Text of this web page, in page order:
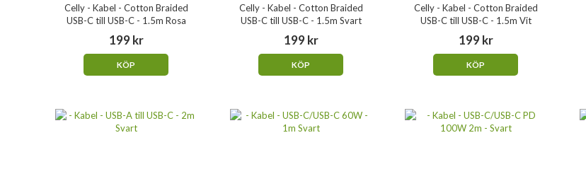
Celly - Kabel - Cotton Braided
USB-C till USB-C - 1.5m Rosa
199 kr
KÖP
Celly - Kabel - Cotton Braided
USB-C till USB-C - 1.5m Svart
199 kr
KÖP
Celly - Kabel - Cotton Braided
USB-C till USB-C - 1.5m Vit
199 kr
KÖP